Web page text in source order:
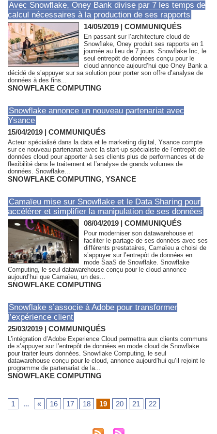
Avec Snowflake, Oney Bank divise par 7 les temps de
calcul nécessaires à la production de ses rapports
14/05/2019 | COMMUNIQUÉS
En passant sur l’architecture cloud de
Snowflake, Oney produit ses rapports en 1
journée au lieu de 7 jours. Snowflake Inc, le
seul entrepôt de données conçu pour le
cloud annonce aujourd’hui que Oney Bank a
décidé de s’appuyer sur sa solution pour porter son offre d’analyse de
données à des fins...
SNOWFLAKE COMPUTING
Snowflake annonce un nouveau partenariat avec
Ysance
15/04/2019 | COMMUNIQUÉS
Acteur spécialisé dans la data et le marketing digital, Ysance compte
sur ce nouveau partenariat avec la start-up spécialiste de l’entrepôt de
données cloud pour apporter à ses clients plus de performances et de
flexibilité dans le traitement et l’analyse de grands volumes de
données. Snowflake...
SNOWFLAKE COMPUTING, YSANCE
Camaïeu mise sur Snowflake et le Data Sharing pour
accélérer et simplifier la manipulation de ses données
08/04/2019 | COMMUNIQUÉS
Pour moderniser son datawarehouse et
faciliter le partage de ses données avec ses
différents prestataires, Camaïeu a choisi de
s’appuyer sur l’entrepôt de données en
mode SaaS de Snowflake. Snowflake
Computing, le seul datawarehouse conçu pour le cloud annonce
aujourd’hui que Camaïeu, un des...
SNOWFLAKE COMPUTING
Snowflake s’associe à Adobe pour transformer
l’expérience client
25/03/2019 | COMMUNIQUÉS
L’intégration d’Adobe Experience Cloud permettra aux clients communs
de s’appuyer sur l’entrepôt de données en mode cloud de Snowflake
pour traiter leurs données. Snowflake Computing, le seul
datawarehouse conçu pour le cloud, annonce aujourd’hui qu’il rejoint le
programme de partenariat de la...
SNOWFLAKE COMPUTING
1 ... « 16 17 18 19 20 21 22